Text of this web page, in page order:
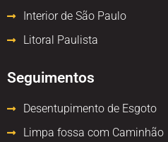
Interior de São Paulo
Litoral Paulista
Seguimentos
Desentupimento de Esgoto
Limpa fossa com Caminhão